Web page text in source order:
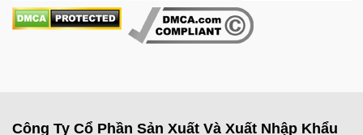
Công Ty Cổ Phần Sản Xuất Và Xuất Nhập Khẩu